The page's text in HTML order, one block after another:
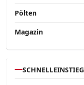
Pölten
Magazin
SCHNELLEINSTIEG